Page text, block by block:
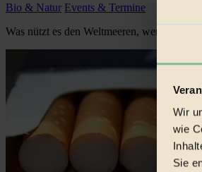
Wir
wie
Sie
Bio & Natur Events & Termine
Was nützt es den Weltmeeren, wenn sich